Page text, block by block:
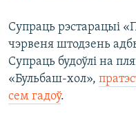
Супраць рэстарацыі
чэрвеня штодзень
Супраць будоўлі на
«Бульбаш-хол»,
сем гадоў.